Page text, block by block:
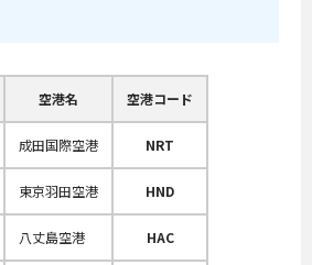
空港名 空港コード
成田国際空港 NRT
東京羽田空港 HND
八丈島空港 HAC